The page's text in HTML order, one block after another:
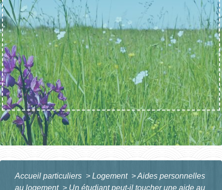
Accueil particuliers > Logement >Aides personnelles
au logement > Un étudiant peut-il toucher une aide au